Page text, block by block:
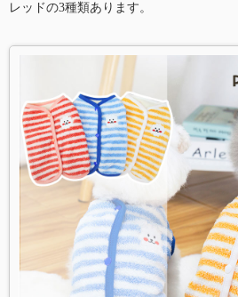
レッドの3種類あります。